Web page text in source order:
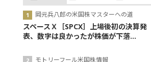
岡元兵八郎の米国株マスターへの道
スペースＸ［SPCX］上場後初の決算発
表、数字は良かったが株価が下落...
モトリーフール米国株情報